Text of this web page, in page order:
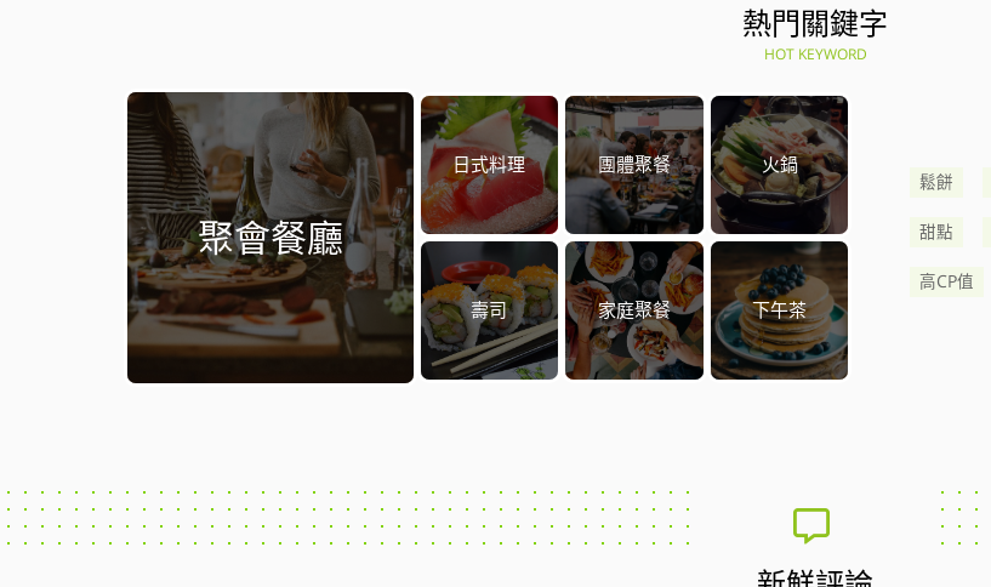
熱門關鍵字
HOT KEYWORD
聚會餐廳
日式料理 團體聚餐 火鍋
壽司 家庭聚餐 下午茶
鬆餅
甜點
高CP值